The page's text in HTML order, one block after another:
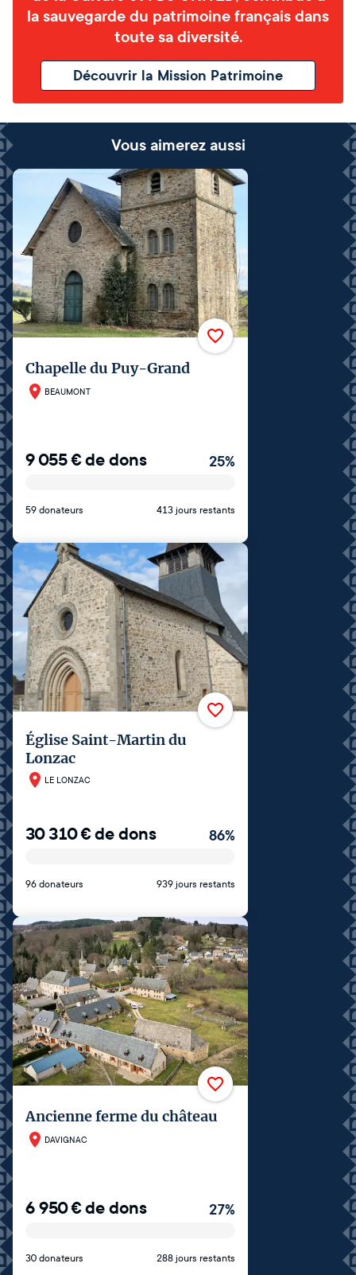
la sauvegarde du patrimoine français dans
toute sa diversité.
Découvrir la Mission Patrimoine
Vous aimerez aussi
Chapelle du Puy-Grand
BEAUMONT
9 055€de dons 25%
59 donateurs 413 jours restants
Église Saint-Martin du
Lonzac
LE LONZAC
30 310€de dons 86%
96 donateurs 939 jours restants
Ancienne ferme du château
DAVIGNAC
6 950€de dons 27%
30 donateurs 288 jours restants